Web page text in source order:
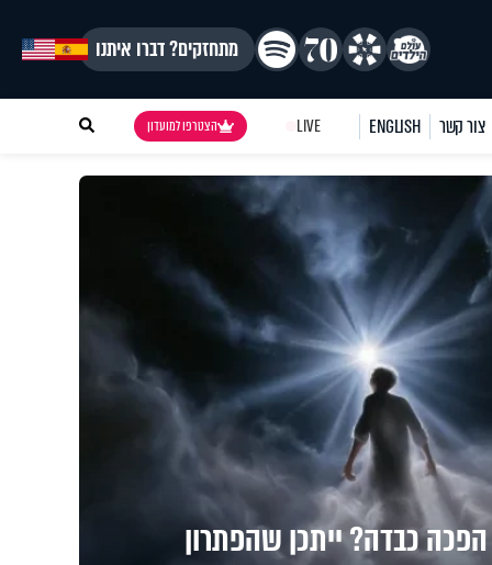
מתחזקים? דברו איתנו
צור קשר ENGLISH
LIVE הצטרפו למועדון
כבדה? ייתכן שהפתרון